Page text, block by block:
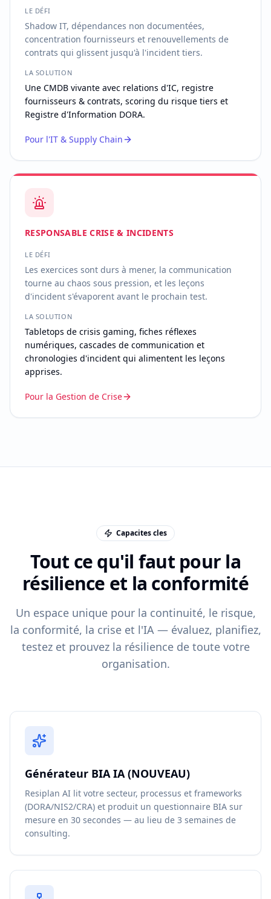
LE DÉFI
Shadow IT, dépendances non documentées,
concentration fournisseurs et renouvellements de
contrats qui glissent jusqu'à l'incident tiers.
LA SOLUTION
Une CMDB vivante avec relations d'IC, registre
fournisseurs & contrats, scoring du risque tiers et
Registre d'Information DORA.
Pour l'IT & Supply Chain
RESPONSABLE CRISE & INCIDENTS
LE DÉFI
Les exercices sont durs à mener, la communication
tourne au chaos sous pression, et les leçons
d'incident s'évaporent avant le prochain test.
LA SOLUTION
Tabletops de crisis gaming, fiches réflexes
numériques, cascades de communication et
chronologies d'incident qui alimentent les leçons
apprises.
Pour la Gestion de Crise
Capacites cles
Tout ce qu'il faut pour la
résilience et la conformité
Un espace unique pour la continuité, le risque,
la conformité, la crise et l'IA — évaluez, planifiez,
testez et prouvez la résilience de toute votre
organisation.
Générateur BIA IA (NOUVEAU)
Resiplan AI lit votre secteur, processus et frameworks
(DORA/NIS2/CRA) et produit un questionnaire BIA sur
mesure en 30 secondes — au lieu de 3 semaines de
consulting.